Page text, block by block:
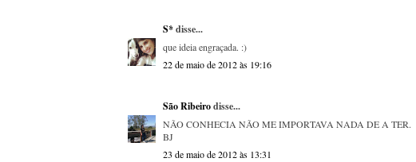
S*disse...
que ideia engraçada. :)
22 de maio de 2012 às 19:16
São Ribeirodisse...
NÃO CONHECIA NÃO ME IMPORTAVA NADA DE A TER.
BJ
23 de maio de 2012 às 13:31